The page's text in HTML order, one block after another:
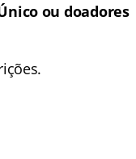
ou doadores